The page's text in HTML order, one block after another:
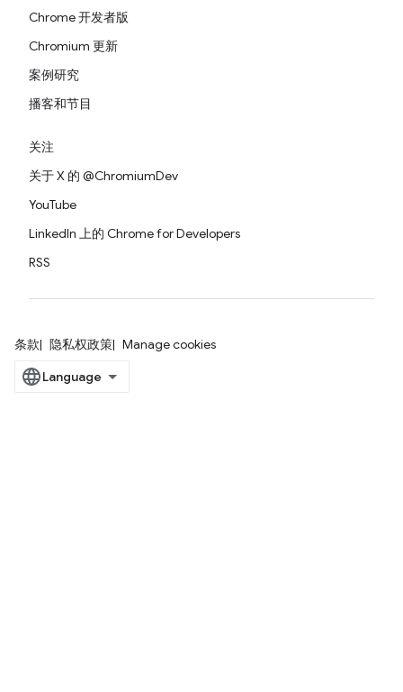
Chrome 开发者版
Chromium 更新
案例研究
播客和节目
关注
关于 X 的 @ChromiumDev
YouTube
LinkedIn 上的 Chrome for Developers
RSS
条款 隐私权政策 Manage cookies